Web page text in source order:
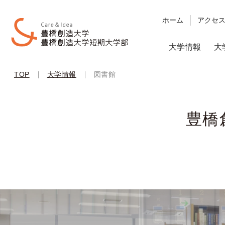
大学情報 大
ホーム アクセス
TOP | 大学情報 | 図書館
豊橋